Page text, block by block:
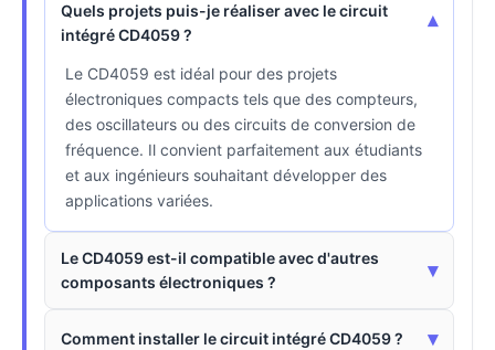
Quels projets puis-je réaliser avec le circuit
intégré CD4059 ?
▾
Le CD4059 est idéal pour des projets
électroniques compacts tels que des compteurs,
des oscillateurs ou des circuits de conversion de
fréquence. Il convient parfaitement aux étudiants
et aux ingénieurs souhaitant développer des
applications variées.
Le CD4059 est-il compatible avec d'autres
composants électroniques ?
▾
Comment installer le circuit intégré CD4059 ? ▾